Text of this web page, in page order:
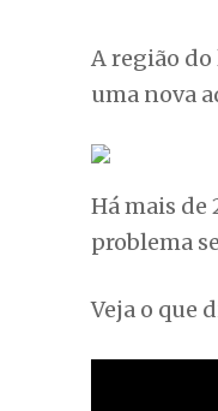
A região
uma nova
Há mais de
problema
Veja o que